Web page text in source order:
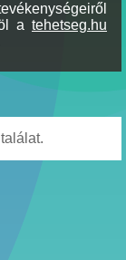
a tehetseg.hu